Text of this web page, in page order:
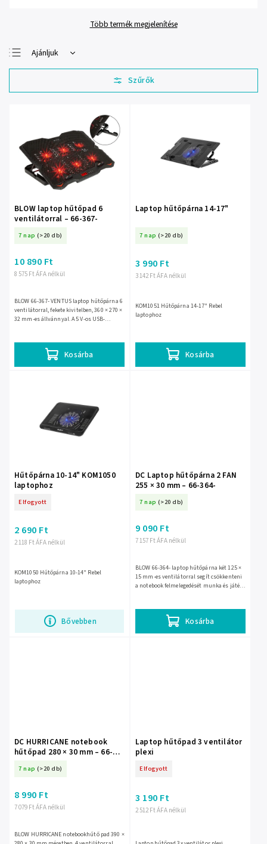
Több termék megjelenítése
Ajánljuk
Legolcsóbb elöl
Legdrágább
ABC szerint
BLOW laptop hűtőpad 6
ventilátorral – 66-367-
7 nap (>20 db)
8 575 Ft ÁFA nélkül
10 890 Ft
Kosárba
BLOW 66-367- VENTUS laptop hűtőpárna 6
ventilátorral, fekete kivitelben, 360 × 270 ×
32 mm-es állvánnyal. A 5 V-os USB-
Laptop hűtőpárna 14-17"
7 nap (>20 db)
3 142 Ft ÁFA nélkül
3 990 Ft
Kosárba
KOM1051 Hűtőpárna 14-17" Rebel
laptophoz
Hűtőpárna 10-14" KOM1050
laptophoz
Elfogyott
2 118 Ft ÁFA nélkül
2 690 Ft
Bővebben
KOM1050 Hűtőpárna 10-14" Rebel
laptophoz
DC Laptop hűtőpárna 2 FAN
255 × 30 mm – 66-364-
7 nap (>20 db)
7 157 Ft ÁFA nélkül
9 090 Ft
Kosárba
BLOW 66-364- laptop hűtőpárna két 125 ×
15 mm-es ventilátorral segít csökkenteni
a notebook felmelegedését munka és játék
DC HURRICANE notebook
hűtőpad 280 × 30 mm – 66-
7 nap (>20 db)
7 079 Ft ÁFA nélkül
8 990 Ft
BLOW HURRICANE notebookhűtő pad 390 ×
Laptop hűtőpad 3 ventilátor
plexi
Elfogyott
2 512 Ft ÁFA nélkül
3 190 Ft